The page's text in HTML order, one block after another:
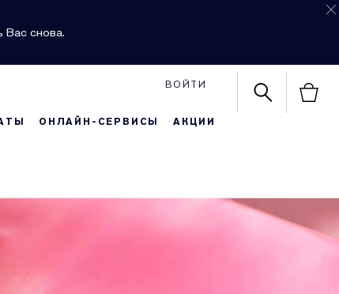
Вас снова.
ВОЙТИ
ОНЛАЙН-СЕРВИСЫ АКЦИИ